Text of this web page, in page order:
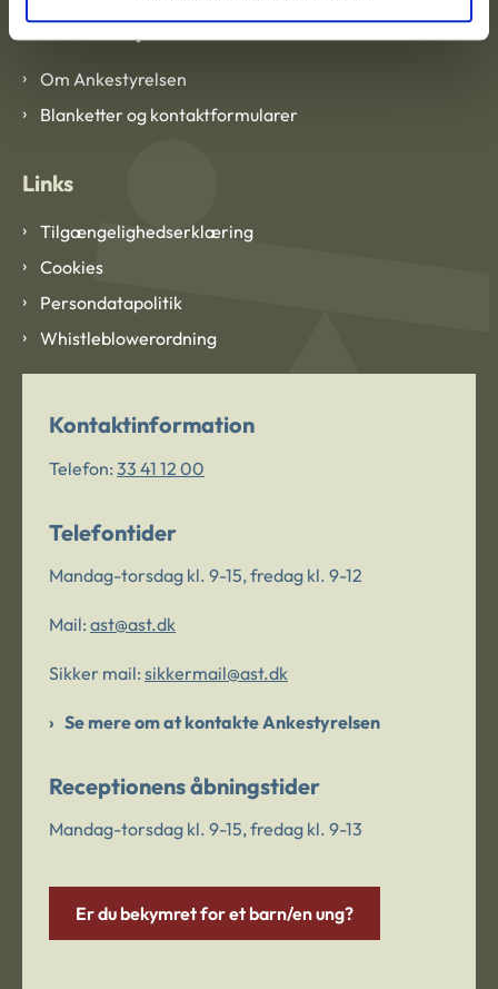
Om Ankestyrelsen
Om Ankestyrelsen
Blanketter og kontaktformularer
Links
Tilgængelighedserklæring
Cookies
Persondatapolitik
Whistleblowerordning
Kontaktinformation
Telefon: 33 41 12 00
Telefontider
Mandag-torsdag kl. 9-15, fredag kl. 9-12
Mail: ast@ast.dk
Sikker mail: sikkermail@ast.dk
Se mere om at kontakte Ankestyrelsen
Receptionens åbningstider
Mandag-torsdag kl. 9-15, fredag kl. 9-13
Er du bekymret for et barn/en ung?